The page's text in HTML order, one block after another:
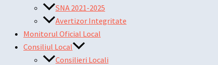
SNA 2021-2025
Avertizor Integritate
Monitorul Oficial Local
Consiliul Local
Consilieri Locali